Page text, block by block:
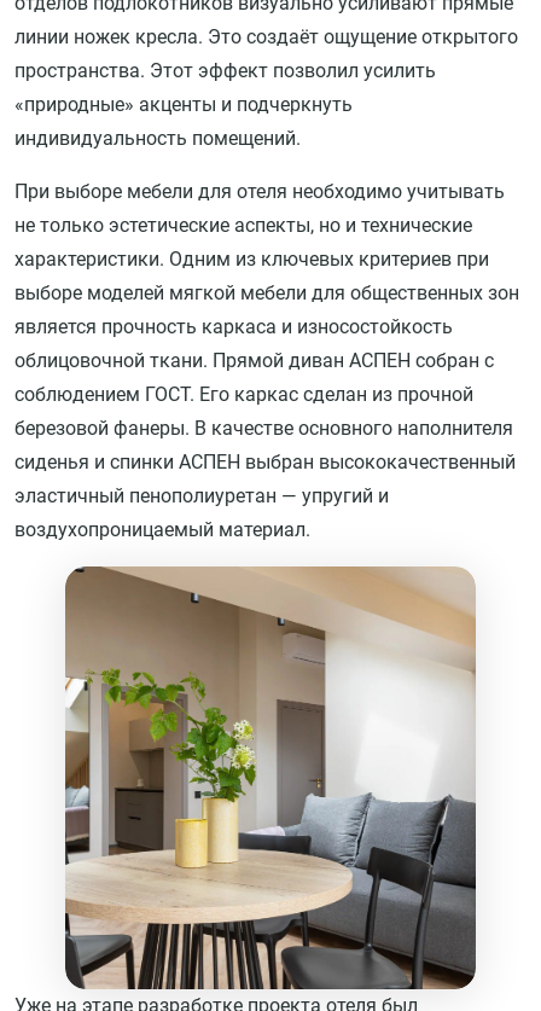
линии ножек кресла. Это создаёт ощущение открытого
пространства. Этот эффект позволил усилить
«природные» акценты и подчеркнуть
индивидуальность помещений.
При выборе мебели для отеля необходимо учитывать
не только эстетические аспекты, но и технические
характеристики. Одним из ключевых критериев при
выборе моделей мягкой мебели для общественных зон
является прочность каркаса и износостойкость
облицовочной ткани. Прямой диван АСПЕН собран с
соблюдением ГОСТ. Его каркас сделан из прочной
березовой фанеры. В качестве основного наполнителя
сиденья и спинки АСПЕН выбран высококачественный
эластичный пенополиуретан — упругий и
воздухопроницаемый материал.
Уже на этапе разработке проекта отеля был